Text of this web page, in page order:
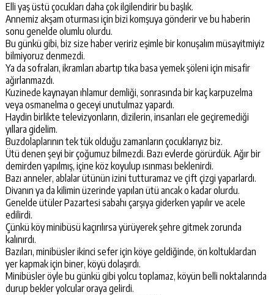
Elli yaş üstü çocukları daha çok ilgilendirir bu başlık.
Annemiz akşam oturması için bizi komşuya gönderir ve bu haberin
sonu genelde olumlu olurdu.
Bu günkü gibi, biz size haber veririz eşimle bir konuşalım müsayitmiyiz
bilmiyoruz denmezdi.
Ya da sofraları, ikramları abartıp tıka basa yemek şöleni için misafir
ağırlanmazdı.
Kuzinede kaynayan ıhlamur demliği, sonrasında bir kaç karpuzelma
veya osmanelma o geceyi unutulmaz yapardı.
Haydin birlikte televizyonların, dizilerin, insanları ele geçiremediği
yıllara gidelim.
Buzdolaplarının tek tük olduğu zamanların çocuklarıyız biz.
Ütü denen şeyi bir çoğumuz bilmezdi. Bazı evlerde görürdük. Ağır bir
demirden yapılmış, içine köz koyulup ısınması beklenirdi.
Bazı anneler, ablalar ütünün izini tutturamaz ve çift çizgi yaparlardı.
Divanın ya da kilimin üzerinde yapılan ütü ancak o kadar olurdu.
Genelde ütüler Pazartesi sabahı çarşıya giderken yapılır ve acele
edilirdi.
Çünkü köy minibüsü kaçırılırsa yürüyerek şehre gitmek zorunda
kalınırdı.
Bazıları, minibüsler ikinci sefer için köye geldiğinde, ön koltuklardan
yer kapmak için biner, köyü dolaşırdı.
Minibüsler öyle bu günkü gibi yolcu toplamaz, köyün belli noktalarında
durup bekler yolcular oraya gelirdi.